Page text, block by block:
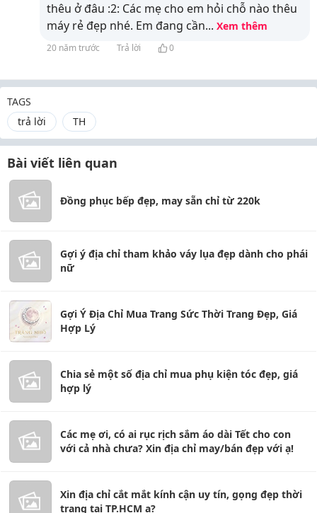
thêu ở đâu :2: Các mẹ cho em hỏi chỗ nào thêu
máy rẻ đẹp nhé. Em đang cần... Xem thêm
20 năm trước Trả lời 0
TAGS
trả lời
TH
Bài viết liên quan
Đồng phục bếp đẹp, may sẵn chỉ từ 220k
Gợi ý địa chỉ tham khảo váy lụa đẹp dành cho phái
nữ
Gợi Ý Địa Chỉ Mua Trang Sức Thời Trang Đẹp, Giá
Hợp Lý
Chia sẻ một số địa chỉ mua phụ kiện tóc đẹp, giá
hợp lý
Các mẹ ơi, có ai rục rịch sắm áo dài Tết cho con
với cả nhà chưa? Xin địa chỉ may/bán đẹp với ạ!
Xin địa chỉ cắt mắt kính cận uy tín, gọng đẹp thời
trang tại TP.HCM ạ?